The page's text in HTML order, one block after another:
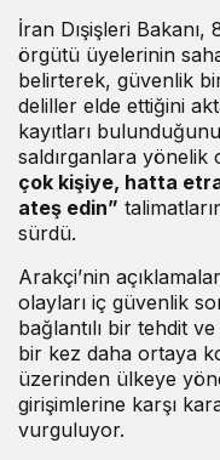
İran Dışişleri
örgütü üyelerinin
belirterek, güvenlik
deliller elde ettiğini
kayıtları
saldırganlara yönelik
çok kişiye, hatta
ateş edin”
sürdü.
Arakçi’nin
olayları iç güvenlik
bağlantılı bir tehdit
bir kez daha ortaya
üzerinden ülkeye
girişimlerine karşı
vurguluyor.